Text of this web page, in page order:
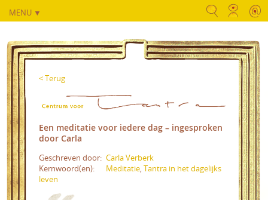
MENU ▼
< Terug
Een meditatie voor iedere dag – ingesproken
door Carla
Geschreven door: Carla Verberk
Kernwoord(en):
Meditatie,Tantra in het dagelijks
leven